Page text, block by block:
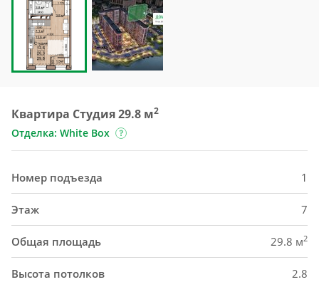
Квартира Студия 29.8 м2
Отделка: White Box
Номер подъезда 1
Этаж 7
Общая площадь 29.8 м2
Высота потолков 2.8